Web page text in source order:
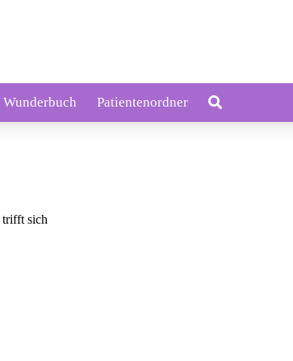
Wunderbuch Patientenordner
trifft sich